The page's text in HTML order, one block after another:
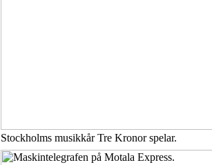
Stockholms musikkår Tre Kronor spelar.